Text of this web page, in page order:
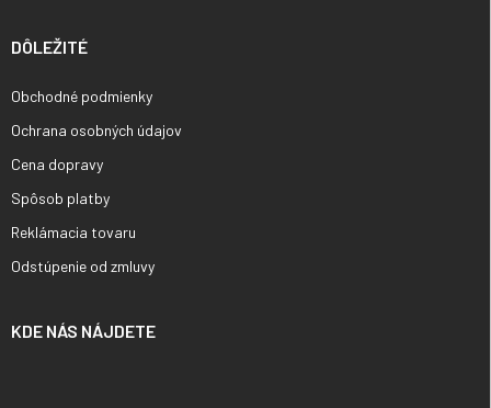
DÔLEŽITÉ
Obchodné podmienky
Ochrana osobných údajov
Cena dopravy
Spôsob platby
Reklámacia tovaru
Odstúpenie od zmluvy
KDE NÁS NÁJDETE